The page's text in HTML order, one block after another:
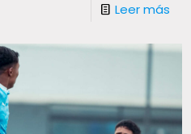
Leer más